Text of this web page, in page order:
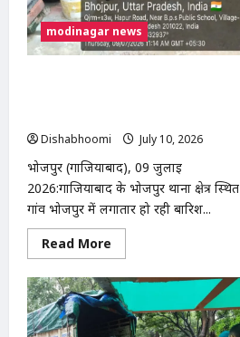
modinagar news
Dishabhoomi
July 10, 2026
भोजपुर (गाजियाबाद), 09 जुलाई
2026:गाजियाबाद के भोजपुर थाना क्षेत्र स्थित
गांव भोजपुर में लगातार हो रही बारिश...
Read More
more
भोजपुर
में
बारिश
से
गरीब